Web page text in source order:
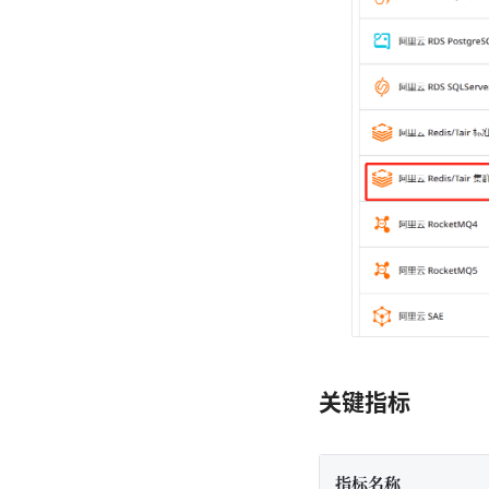
关键指标
指标名称